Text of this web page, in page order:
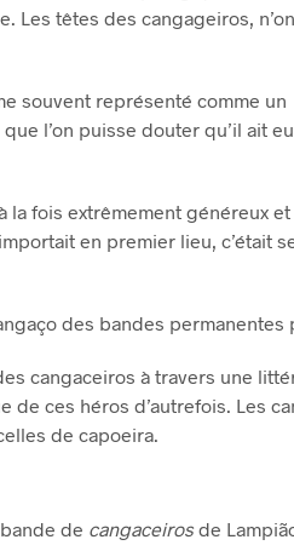
Les têtes des cangageiros,
souvent représenté comme un
l’on puisse douter qu’il ait
la fois extrêmement généreux et
en premier lieu, c’était
des bandes permanentes
cangaceiros à travers une
ces héros d’autrefois. Les
de capoeira.
de cangaceiros de